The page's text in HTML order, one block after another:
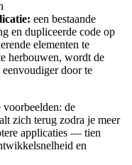
een bestaande
en dupliceerde code op
elementen te
herbouwen, wordt de
eenvoudiger door te
voorbeelden: de
zich terug zodra je meer
applicaties — tien
en